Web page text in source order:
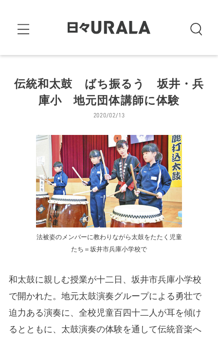
伝統和太鼓 ばち振るう 坂井・兵
庫小 地元団体講師に体験
2020/02/13
法被姿のメンバーに教わりながら太鼓をたたく児童
たち＝坂井市兵庫小学校で
和太鼓に親しむ授業が十二日、坂井市兵庫小学校
で開かれた。地元太鼓演奏グループによる勇壮で
迫力ある演奏に、全校児童百四十二人が耳を傾け
るとともに、太鼓演奏の体験を通して伝統音楽へ